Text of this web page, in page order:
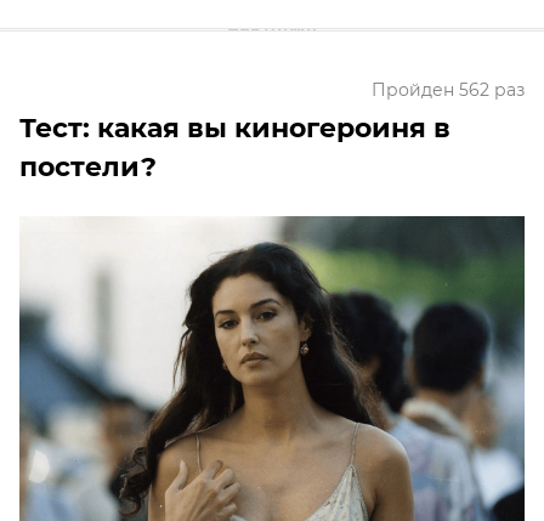
Пройден 562 раз
Тест: какая вы киногероиня в
постели?